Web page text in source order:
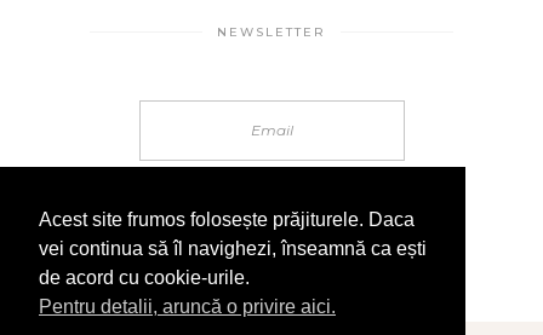
NEWSLETTER
Acest site frumos folosește prăjiturele. Daca
vei continua să îl navighezi, înseamnă ca ești
de acord cu cookie-urile.
Pentru detalii, aruncă o privire aici.